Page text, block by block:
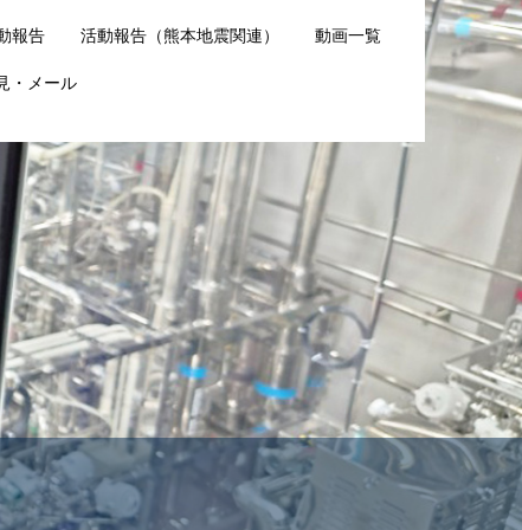
報告 活動報告（熊本地震関連） 動画一覧
・メール